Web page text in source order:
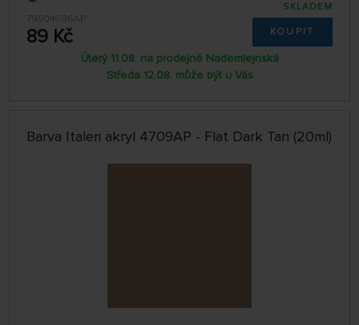
79504696AP
89 Kč
SKLADEM
KOUPIT
Úterý 11.08. na prodejně Nademlejnská
Středa 12.08. může být u Vás
Barva Italeri akryl 4709AP - Flat Dark Tan (20ml)